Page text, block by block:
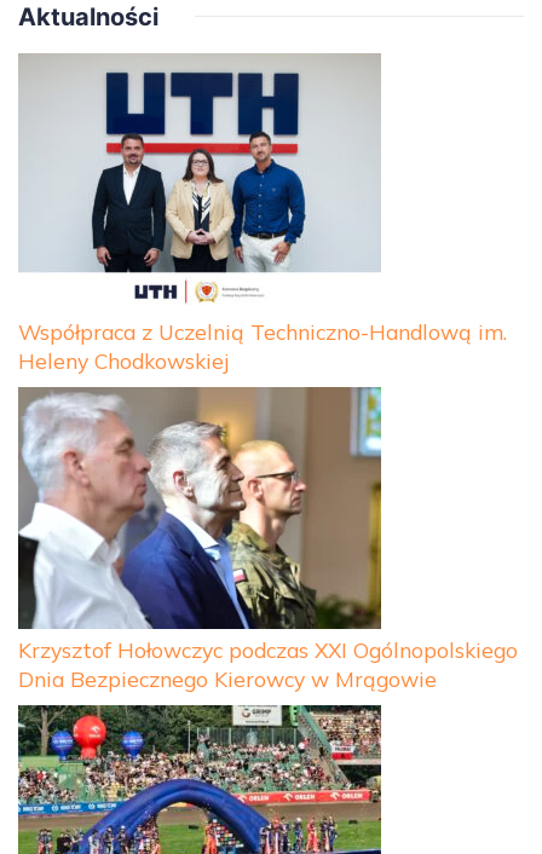
Aktualności
Współpraca z Uczelnią Techniczno-Handlową im.
Heleny Chodkowskiej
Krzysztof Hołowczyc podczas XXI Ogólnopolskiego
Dnia Bezpiecznego Kierowcy w Mrągowie